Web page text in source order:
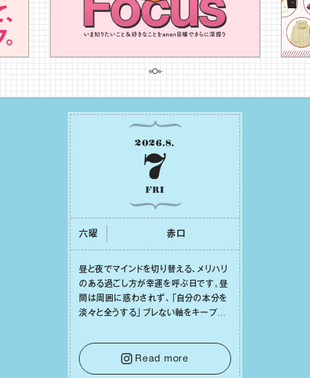
2026.8.
7
FRI
六曜 ⾚⼝
昼と夜でマインドを切り替える、メリハリ
のある過ごし⽅が幸運を呼ぶ⽇です。昼
間は周囲に惑わされず、「⾃分の本分を
淡々と全うする」ブレない軸をキープし
⾔葉に流されないよう、⼼にしっかりブ
レーキをかけること。この意識の切り替
えが、あなたに確かな安⼼感をもたらす
Read more